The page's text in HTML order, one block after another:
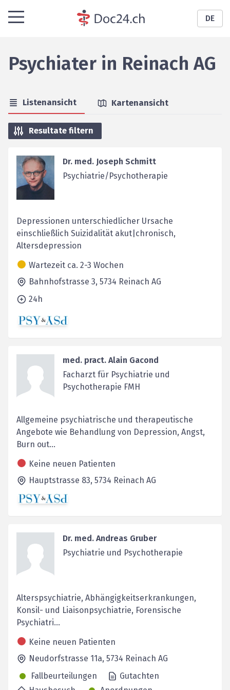
DE
Psychiater in Reinach AG
Listenansicht Kartenansicht
Resultate filtern
Dr. med. Joseph Schmitt
Psychiatrie/Psychotherapie
Depressionen unterschiedlicher Ursache
einschließlich Suizidalität akut|chronisch,
Altersdepression
Wartezeit ca. 2-3 Wochen
Bahnhofstrasse 3, 5734 Reinach AG
24h
med. pract. Alain Gacond
Facharzt für Psychiatrie und
Psychotherapie FMH
Allgemeine psychiatrische und therapeutische
Angebote wie Behandlung von Depression, Angst,
Burn out...
Keine neuen Patienten
Hauptstrasse 83, 5734 Reinach AG
Dr. med. Andreas Gruber
Psychiatrie und Psychotherapie
Alterspsychiatrie, Abhängigkeitserkrankungen,
Konsil- und Liaisonpsychiatrie, Forensische
Psychiatri...
Keine neuen Patienten
Neudorfstrasse 11a, 5734 Reinach AG
Fallbeurteilungen
Gutachten